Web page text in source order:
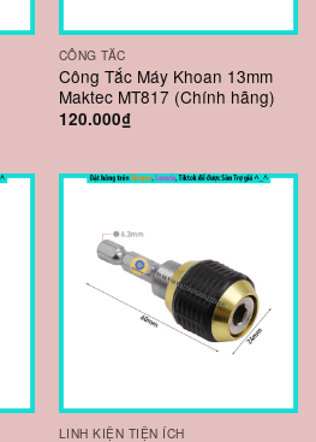
CÔNG TẮC
Công Tắc Máy Khoan 13mm
Maktec MT817 (Chính hãng)
120.000₫
LINH KIỆN TIỆN ÍCH